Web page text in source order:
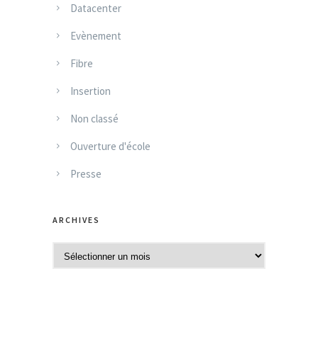
Datacenter
Evènement
Fibre
Insertion
Non classé
Ouverture d'école
Presse
ARCHIVES
r